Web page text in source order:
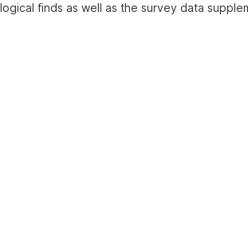
finds as well as the survey data